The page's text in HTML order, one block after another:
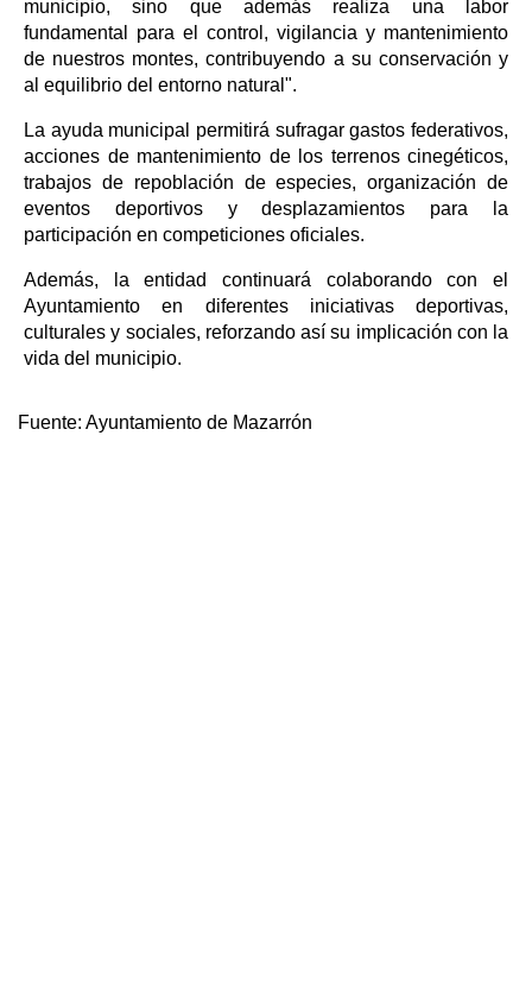
municipio, sino que además realiza una labor
fundamental para el control, vigilancia y mantenimiento
de nuestros montes, contribuyendo a su conservación y
al equilibrio del entorno natural".
La ayuda municipal permitirá sufragar gastos federativos,
acciones de mantenimiento de los terrenos cinegéticos,
trabajos de repoblación de especies, organización de
eventos deportivos y desplazamientos para la
participación en competiciones oficiales.
Además, la entidad continuará colaborando con el
Ayuntamiento en diferentes iniciativas deportivas,
culturales y sociales, reforzando así su implicación con la
vida del municipio.
Fuente: Ayuntamiento de Mazarrón